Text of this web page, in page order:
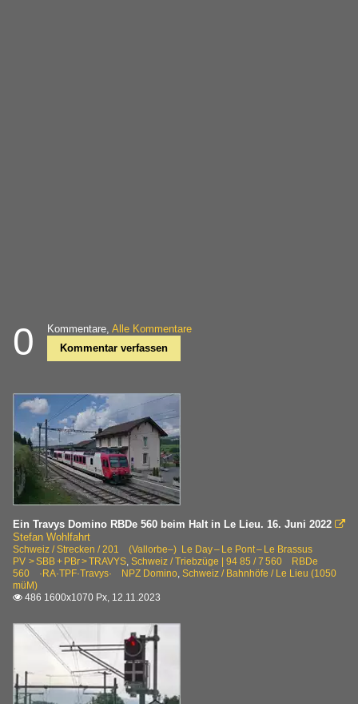
0 Kommentare, Alle Kommentare
Kommentar verfassen
Ein Travys Domino RBDe 560 beim Halt in Le Lieu. 16. Juni 2022 
Stefan Wohlfahrt
Schweiz / Strecken / 201 (Vallorbe–) Le Day – Le Pont – Le Brassus
PV > SBB + PBr > TRAVYS, Schweiz / Triebzüge | 94 85 / 7 560 RBDe
560 ·RA·TPF·Travys· NPZ Domino, Schweiz / Bahnhöfe / Le Lieu (1050
müM)
 486 1600x1070 Px, 12.11.2023